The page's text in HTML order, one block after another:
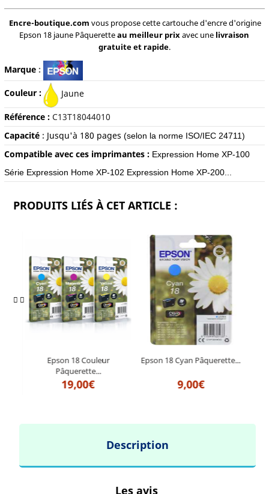
Encre-boutique.com vous propose cette cartouche d'encre d'origine
Epson 18 jaune Pâqueretteau meilleur prixavec une livraison
gratuite et rapide.
Marque:
Couleur : Jaune
Référence : C13T18044010
Capacité: Jusqu'à 180 pages (selon la norme ISO/IEC 24711)
Compatible avec ces imprimantes : Expression Home XP-100
Série Expression Home XP-102 Expression Home XP-200...
PRODUITS LIÉS À CET ARTICLE :
Epson 18 Couleur
Pâquerette...
19,00€
Epson 18 Cyan Pâquerette...
9,00€
Description
Les avis